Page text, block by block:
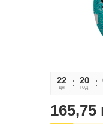
22
дн
20
год
165,75